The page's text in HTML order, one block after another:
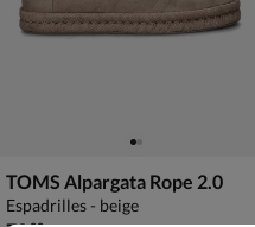
TOMS Alpargata Rope 2.0
Espadrilles - beige